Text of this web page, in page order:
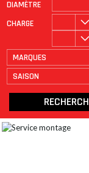
DIAMÈTRE
CHARGE
MARQUES
SAISON